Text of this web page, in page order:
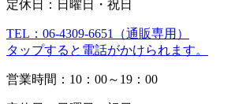
定休日：日曜日・祝日
TEL：06-4309-6651（通販専用）
タップすると電話がかけられます。
営業時間：10：00～19：00